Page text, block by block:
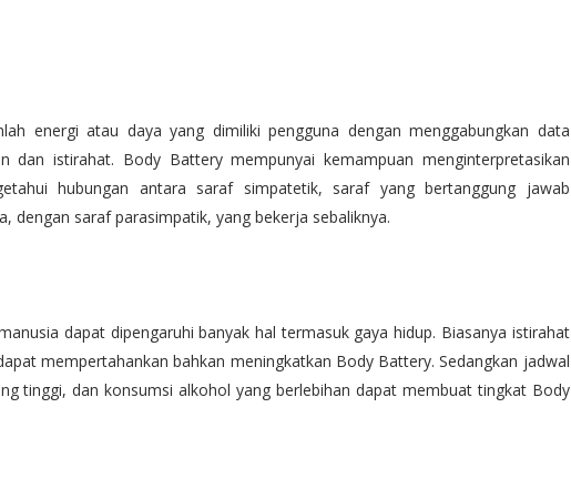
energi atau daya yang dimiliki pengguna dengan menggabungkan data
dan istirahat. Body Battery mempunyai kemampuan menginterpretasikan
hubungan antara saraf simpatetik, saraf yang bertanggung jawab
dengan saraf parasimpatik, yang bekerja sebaliknya.
dapat dipengaruhi banyak hal termasuk gaya hidup. Biasanya istirahat
mempertahankan bahkan meningkatkan Body Battery. Sedangkan jadwal
tinggi, dan konsumsi alkohol yang berlebihan dapat membuat tingkat Body